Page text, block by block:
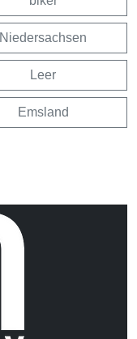
Niedersachsen
Leer
Emsland